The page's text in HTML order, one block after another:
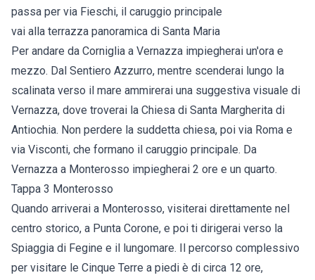
passa per via Fieschi, il caruggio principale
vai alla terrazza panoramica di Santa Maria
Per andare da Corniglia a Vernazza impiegherai un'ora e
mezzo. Dal Sentiero Azzurro, mentre scenderai lungo la
scalinata verso il mare ammirerai una suggestiva visuale di
Vernazza, dove troverai la Chiesa di Santa Margherita di
Antiochia. Non perdere la suddetta chiesa, poi via Roma e
via Visconti, che formano il caruggio principale. Da
Vernazza a Monterosso impiegherai 2 ore e un quarto.
Tappa 3 Monterosso
Quando arriverai a Monterosso, visiterai direttamente nel
centro storico, a Punta Corone, e poi ti dirigerai verso la
Spiaggia di Fegine e il lungomare. Il percorso complessivo
per visitare le Cinque Terre a piedi è di circa 12 ore,